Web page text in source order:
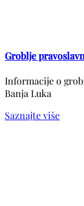
Groblje
Informacije o
Banja Luka
Saznajte više